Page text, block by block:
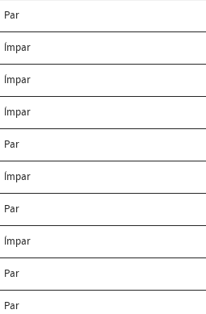
Par
Ímpar
Ímpar
Ímpar
Par
Ímpar
Par
Ímpar
Par
Par